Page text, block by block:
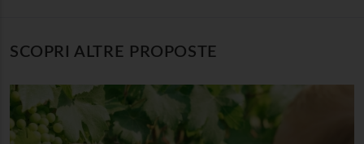
SCOPRI ALTRE PROPOSTE